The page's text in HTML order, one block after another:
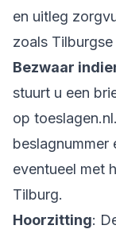
en uitleg
zoals Tilburgse
Bezwaar
stuurt u een
op
beslagnummer
eventueel met
Tilburg.
Hoorzitting: